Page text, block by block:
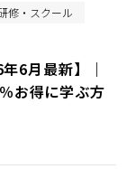
修・スクール
6月最新】｜
お得に学ぶ方